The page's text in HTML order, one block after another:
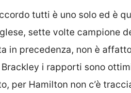
tutti è uno solo ed è
sette volte campione
in precedenza, non è
i rapporti sono
per Hamilton non c’è